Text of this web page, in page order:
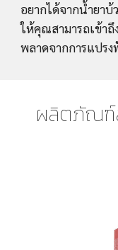
อยากได้จากน้ำยา
ให้คุณสามารถเข้า
พลาดจากการแปร
ผลิตภัณฑ์